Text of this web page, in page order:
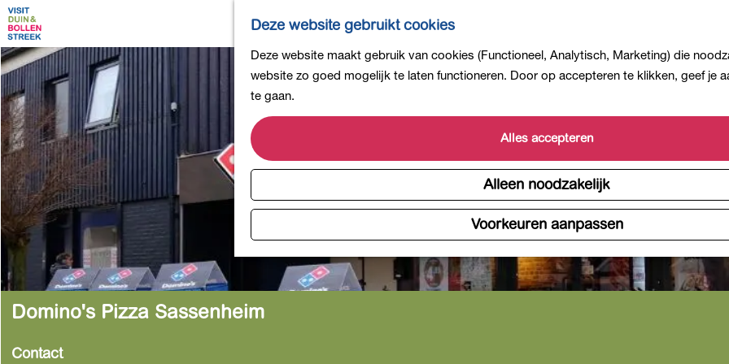
Deze website gebruikt cookies
Deze website maakt gebruik van cookies (Functioneel, Analytisch, Marketing) die
website zo goed mogelijk te laten functioneren. Door op accepteren te klikken, geef je
te gaan.
Alles accepteren
Alleen noodzakelijk
Voorkeuren aanpassen
G
a
n
a
a
r
d
e
h
o
m
e
Domino's Pizza Sassenheim
Contact